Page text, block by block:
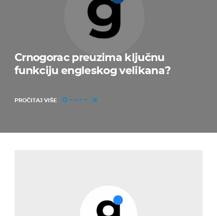
Crnogorac preuzima ključnu
funkciju engleskog velikana?
PROČITAJ VIŠE